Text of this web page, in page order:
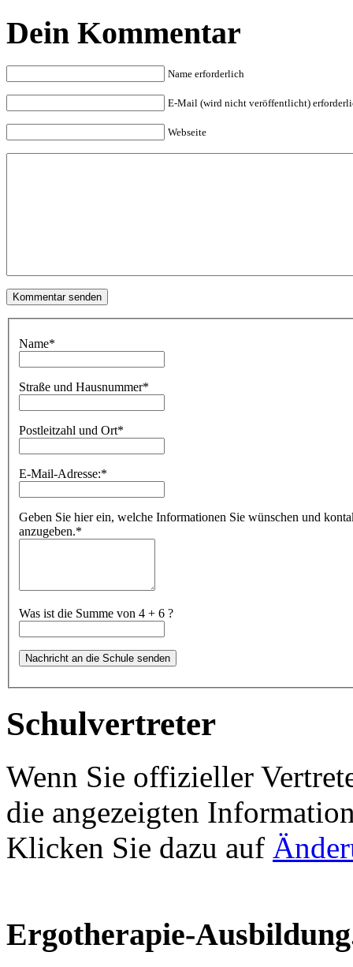
Dein Kommentar
Name erforderlich
E-Mail (wird nicht veröffentlicht)
Webseite
Name*
Straße und Hausnummer*
Postleitzahl und Ort*
E-Mail-Adresse:*
Geben Sie hier ein, welche Informationen Sie wünschen und
anzugeben.*
Was ist die Summe von 4 + 6 ?
Schulvertreter
Wenn Sie offizieller
die angezeigten
Klicken Sie dazu auf
Ergotherapie-